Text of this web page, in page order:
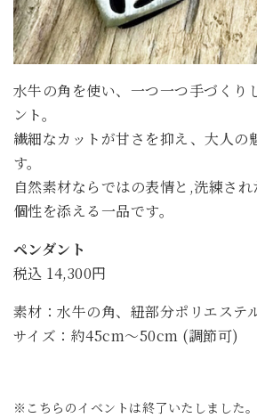
水牛の角を使い、一つ一つ手づくり
ント。
繊細なカットが甘さを抑え、大人の
す。
自然素材ならではの表情と,洗練さ
個性を添える一品です。
ペンダント
税込 14,300円
素材：水牛の角、紐部分ポリエステ
サイズ：約45cm～50cm (調節可)
※こちらのイベントは終了いたしました。